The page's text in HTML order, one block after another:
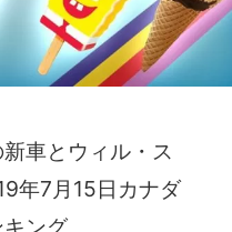
車とウィル・ス
年7月15日カナダ
ング